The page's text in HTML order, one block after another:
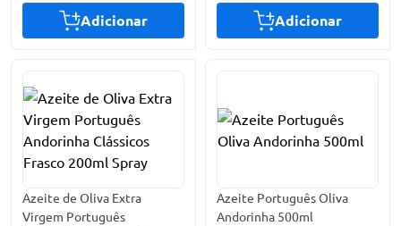
Adicionar Adicionar
Azeite de Oliva Extra
Virgem Português
Azeite Português Oliva
Andorinha 500ml